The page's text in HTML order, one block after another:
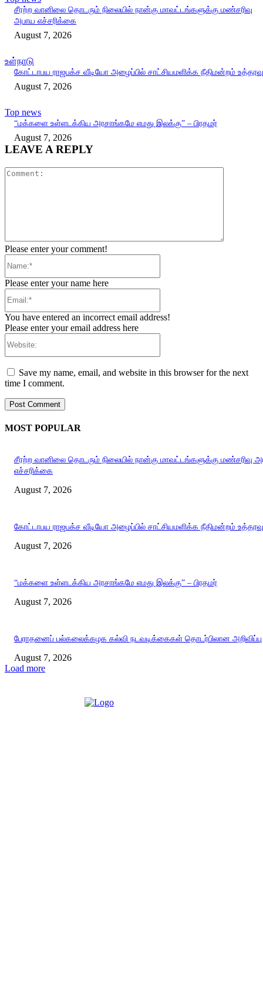
சீரற்ற வானிலை தொடரும் நிலையில் நான்கு மாவட்டங்களுக்கு மண்சரிவு
அபாய எச்சரிக்கை
August 7, 2026
உள்நாடு
கோட்டாபய ராஜபக்ச வீடியோ அழைப்பில் சாட்சியமளிக்க நீதிமன்றம் உத்தரவு
August 7, 2026
Top news
“மக்களை உள்ளடக்கிய அரசாங்கமே எமது இலக்கு” – பிரதமர்
August 7, 2026
LEAVE A REPLY
Please enter your comment!
Please enter your name here
You have entered an incorrect email address!
Please enter your email address here
Save my name, email, and website in this browser for the next
time I comment.
MOST POPULAR
சீரற்ற வானிலை தொடரும் நிலையில் நான்கு மாவட்டங்களுக்கு மண்சரிவு
எச்சரிக்கை
August 7, 2026
கோட்டாபய ராஜபக்ச வீடியோ அழைப்பில் சாட்சியமளிக்க நீதிமன்றம் உத்தரவு
August 7, 2026
“மக்களை உள்ளடக்கிய அரசாங்கமே எமது இலக்கு” – பிரதமர்
August 7, 2026
பேராதனைப் பல்கலைக்கழக கல்வி நடவடிக்கைகள் தொடர்பிலான அறிவிப்பு
August 7, 2026
Load more